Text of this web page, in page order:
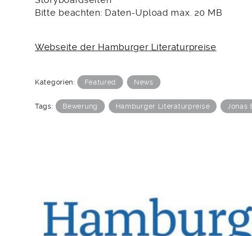
Bitte beachten: Daten-Upload max. 20 MB
Webseite der Hamburger Literaturpreise
Kategorien: Featured News
Tags: Bewerung Hamburger Literaturpreise Jonas